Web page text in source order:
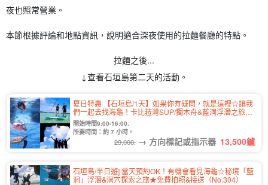
夜也照常營業。
本節根據評論和地點資訊，說明適合深夜使用的拉麵餐廳的特點。
拉麵之後...
↓查看石垣島第二天的活動。
夏日特惠 【石垣島/1天】如果你有疑問，就是這裡☆讓我
們一起去找海龜！卡比菈灣SUP/獨木舟&藍洞浮潛之旅★
(No.349)
開始時間9:00-16:00.
所要時間：約 7 小時。
29,000. → 方向標記或指示器 13,500鑢
石垣島/半日遊] 當天預約OK！有機會看見海龜☆秘境「藍
洞」浮潛&洞穴探索之旅★免費拍照&接送（No.304）